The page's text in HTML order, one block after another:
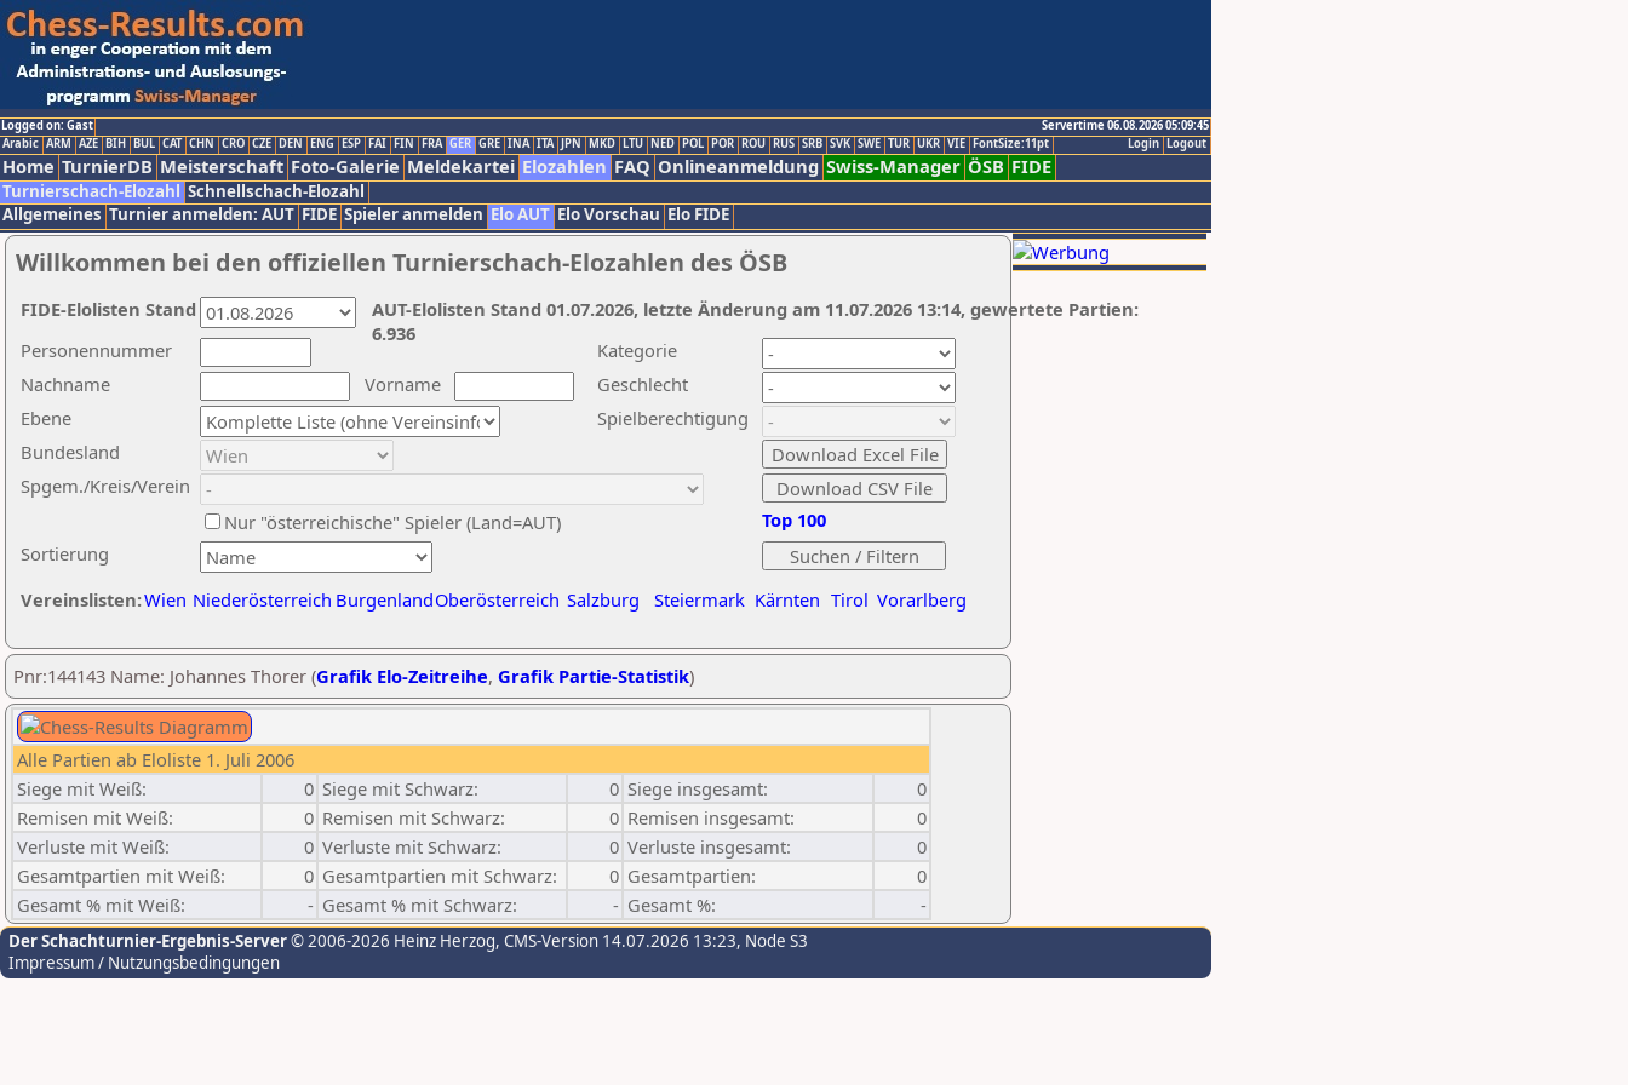
Logged on: Gast
Servertime 06.08.2026 05:09:45
Logout
Login
Arabic ARM AZE BIH BUL CAT CHN CRO CZE DEN ENG ESP FAI FIN FRA GER GRE INA ITA JPN MKD LTU NED POL POR ROU RUS SRB SVK SWE TUR UKR VIE FontSize:11pt
Home TurnierDB Meisterschaft Foto-Galerie Meldekartei Elozahlen FAQ Onlineanmeldung Swiss-Manager ÖSB FIDE
Turnierschach-Elozahl Schnellschach-Elozahl
Allgemeines Turnier anmelden: AUT FIDE Spieler anmelden Elo AUT Elo Vorschau Elo FIDE
Willkommen bei den offiziellen Turnierschach-Elozahlen des ÖSB
Nachname
Vorname
Ebene
Kategorie
Sortierung
Personennummer
Bundesland
Spgem./Kreis/Verein
Geschlecht
Nur "österreichische" Spieler (Land=AUT)
Spielberechtigung
Vereinslisten:Wien Niederösterreich BurgenlandOberösterreich Salzburg Steiermark Kärnten Tirol Vorarlberg
Top 100
AUT-Elolisten Stand 01.07.2026, letzte Änderung am 11.07.2026 13:14, gewertete Partien:
6.936
FIDE-Elolisten Stand
Pnr:144143 Name: Johannes Thorer (Grafik Elo-Zeitreihe, Grafik Partie-Statistik)
Alle Partien ab Eloliste 1. Juli 2006
Siege mit Weiß:
0 Siege mit Schwarz: 0 Siege insgesamt:
0
Remisen mit Weiß:
0 Remisen mit Schwarz: 0 Remisen insgesamt:
0
Verluste mit Weiß:
0 Verluste mit Schwarz: 0 Verluste insgesamt:
0
Gesamtpartien mit Weiß:
0 Gesamtpartien mit Schwarz: 0 Gesamtpartien:
0
Gesamt % mit Weiß:
- Gesamt % mit Schwarz: - Gesamt %: -
Der Schachturnier-Ergebnis-Server© 2006-2026 Heinz Herzog, CMS-Version 14.07.2026 13:23, Node S3
Impressum / Nutzungsbedingungen